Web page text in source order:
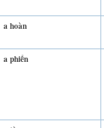
a hoàn
a phiến